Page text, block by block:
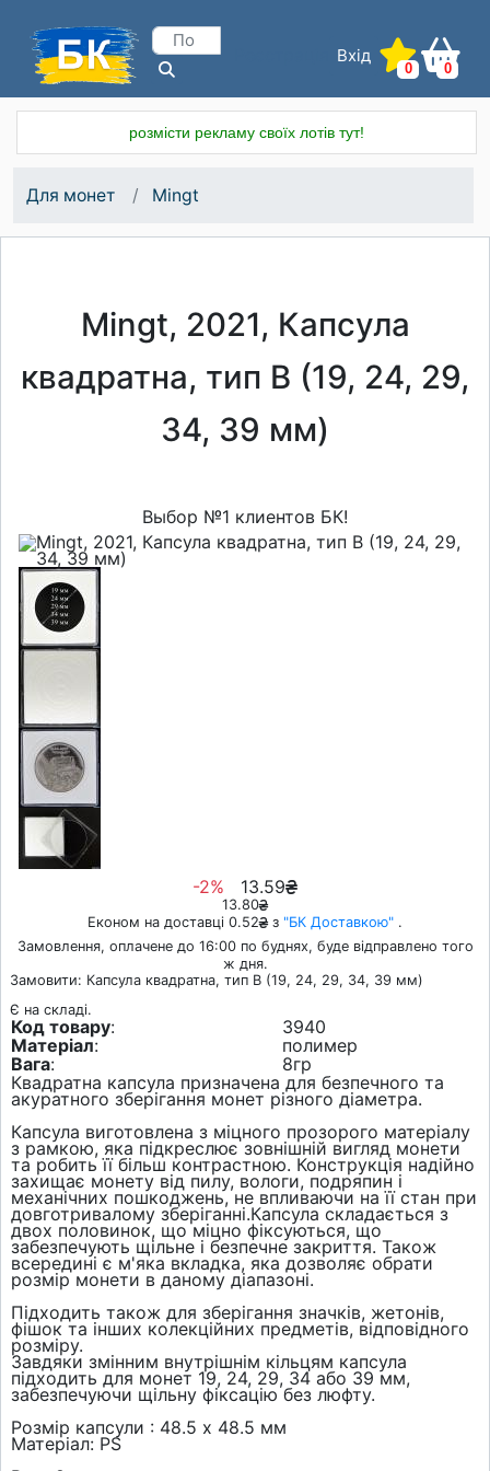
Вхід
0 0
розмісти рекламу своїх лотів тут!
Для монет Mingt
Mingt, 2021, Капсула
квадратна, тип B (19, 24, 29,
34, 39 мм)
Выбор №1 клиентов БК!
-2% 13.59
13.80
Економ на доставці 0.52 з "БК Доставкою" .
Замовлення, оплачене до 16:00 по буднях, буде відправлено того
ж дня.
Замовити: Капсула квадратна, тип B (19, 24, 29, 34, 39 мм)
Є на складі.
Код товару:
3940
Матеріал:
полимер
Вага:
8гр
Квадратна капсула призначена для безпечного та
акуратного зберігання монет різного діаметра.
Капсула виготовлена з міцного прозорого матеріалу
з рамкою, яка підкреслює зовнішній вигляд монети
та робить її більш контрастною. Конструкція надійно
захищає монету від пилу, вологи, подряпин і
механічних пошкоджень, не впливаючи на її стан при
довготривалому зберіганні.Капсула складається з
двох половинок, що міцно фіксуються, що
забезпечують щільне і безпечне закриття. Також
всередині є м'яка вкладка, яка дозволяє обрати
розмір монети в даному діапазоні.
Підходить також для зберігання значків, жетонів,
фішок та інших колекційних предметів, відповідного
розміру.
Завдяки змінним внутрішнім кільцям капсула
підходить для монет 19, 24, 29, 34 або 39 мм,
забезпечуючи щільну фіксацію без люфту.
Розмір капсули : 48.5 х 48.5 мм
Матеріал: PS